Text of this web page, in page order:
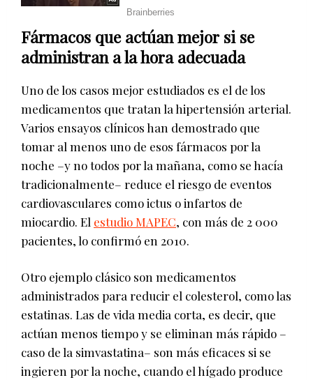
Fármacos que actúan mejor si se
administran a la hora adecuada
Uno de los casos mejor estudiados es el de los
medicamentos que tratan la hipertensión arterial.
Varios ensayos clínicos han demostrado que
tomar al menos uno de esos fármacos por la
noche –y no todos por la mañana, como se hacía
tradicionalmente– reduce el riesgo de eventos
cardiovasculares como ictus o infartos de
miocardio. El estudio MAPEC, con más de 2 000
pacientes, lo confirmó en 2010.
Otro ejemplo clásico son medicamentos
administrados para reducir el colesterol, como las
estatinas. Las de vida media corta, es decir, que
actúan menos tiempo y se eliminan más rápido –
caso de la simvastatina– son más eficaces si se
ingieren por la noche, cuando el hígado produce